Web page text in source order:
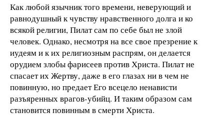
Как любой язычник того времени, неверующий и
равнодушный к чувству нравственного долга и ко
всякой религии, Пилат сам по себе был не злой
человек. Однако, несмотря на все свое презрение к
иудеям и к их религиозным распрям, он делается
орудием злобы фарисеев против Христа. Пилат не
спасает их Жертву, даже в его глазах ни в чем не
повинную, но предает Его всецело ненависти
разъяренных врагов-убийц. И таким образом сам
становится повинным в смерти Христа.